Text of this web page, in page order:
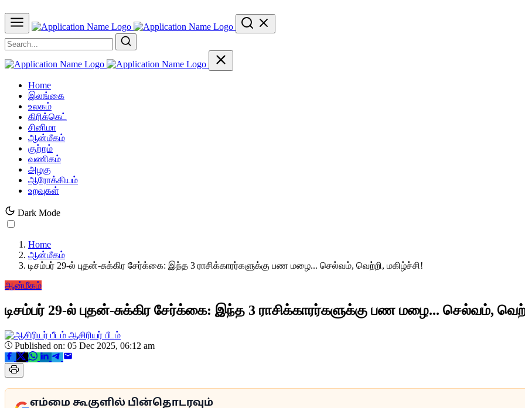
Home
இலங்கை
உலகம்
கிரிக்கெட்
சினிமா
ஆன்மீகம்
குற்றம்
வணிகம்
அழகு
ஆரோக்கியம்
உறவுகள்
Dark Mode
Home
ஆன்மீகம்
டிசம்பர் 29-ல் புதன்-சுக்கிர சேர்க்கை: இந்த 3 ராசிக்காரர்களுக்கு பண மழை... செல்வம், வெற்றி, மகிழ்ச்சி!
ஆன்மீகம்
டிசம்பர் 29-ல் புதன்-சுக்கிர சேர்க்கை: இந்த 3 ராசிக்காரர்களுக்கு பண மழை... செல்வம்,
ஆசிரியர் பீடம்
Published on: 05 Dec 2025, 06:12 am
எம்மை கூகுளில் பின்தொடரவும்